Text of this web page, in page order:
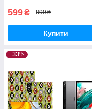
599 ₴ 899 ₴
Купити
–33%